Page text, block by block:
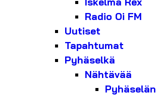
Radio Oi FM
Uutiset
Tapahtumat
Pyhäselkä
Nähtävää
Pyhäselän